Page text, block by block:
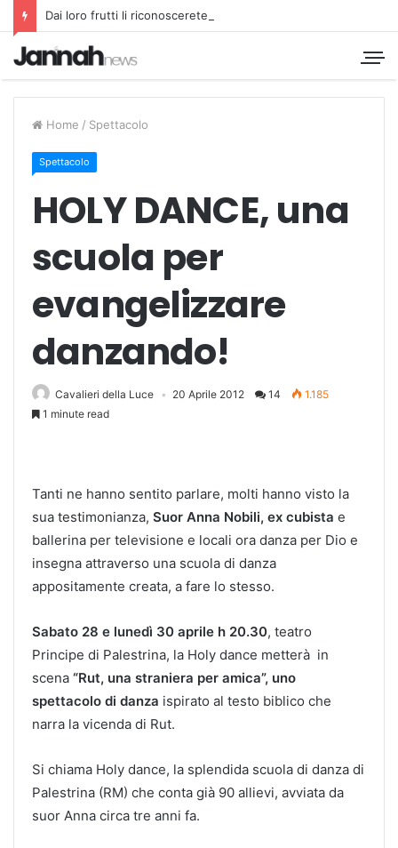
Dai loro frutti li riconoscerete
Home / Spettacolo
Spettacolo
HOLY DANCE, una
scuola per
evangelizzare
danzando!
Cavalieri della Luce 20 Aprile 2012 14
1.185
1 minute read
Tanti ne hanno sentito parlare, molti hanno visto la
sua testimonianza, Suor Anna Nobili, ex cubista e
ballerina per televisione e locali ora danza per Dio e
insegna attraverso una scuola di danza
appositamente creata, a fare lo stesso.
Sabato 28 e lunedì 30 aprile h 20.30, teatro
Principe di Palestrina, la Holy dance metterà in
scena “Rut, una straniera per amica”, uno
spettacolo di danza ispirato al testo biblico che
narra la vicenda di Rut.
Si chiama Holy dance, la splendida scuola di danza di
Palestrina (RM) che conta già 90 allievi, avviata da
suor Anna circa tre anni fa.